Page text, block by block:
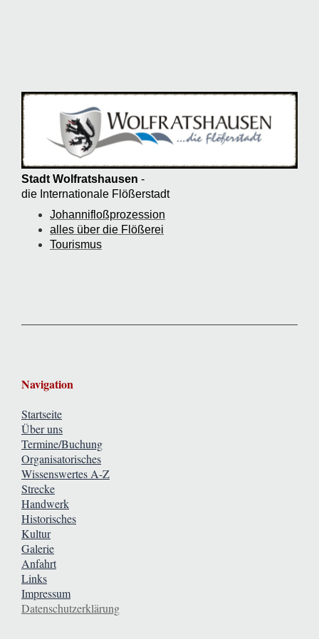
Stadt Wolfratshausen -
die Internationale Flößerstadt
Johannifloßprozession
alles über die Flößerei
Tourismus
Navigation
Startseite
Über uns
Termine/Buchung
Organisatorisches
Wissenswertes A-Z
Strecke
Handwerk
Historisches
Kultur
Galerie
Anfahrt
Links
Impressum
Datenschutzerklärung